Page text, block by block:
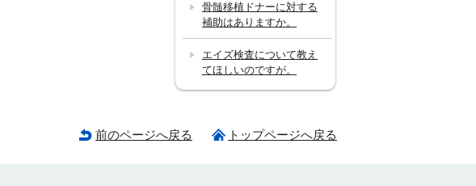
骨髄移植ドナーに対する
補助はありますか。
エイズ検査について教え
てほしいのですが。
前のページへ戻る トップページへ戻る